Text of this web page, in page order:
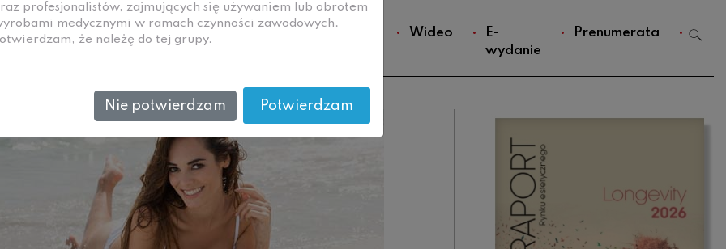
Technologie i
materiały
Wideo
E-
wydanie
Prenumerata
profesjonalistów, zajmujących się używaniem lub obrotem
medycznymi w ramach czynności zawodowych.
że należę do tej grupy.
Nie potwierdzam Potwierdzam